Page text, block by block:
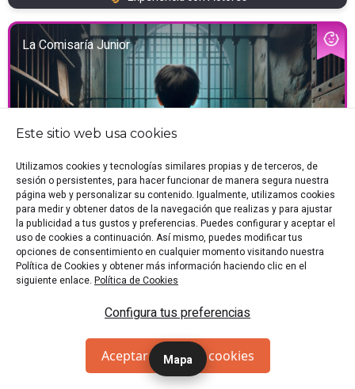
La Comisaría Junior
INFANTIL
🕍 Alicante 🏷️ Sala de Escape
la que el sheriff te ha encerrado con las pistas de los
anteriores presos."
Mapa
Este sitio web usa cookies
Utilizamos cookies y tecnologías similares propias y de terceros, de
sesión o persistentes, para hacer funcionar de manera segura nuestra
página web y personalizar su contenido. Igualmente, utilizamos cookies
para medir y obtener datos de la navegación que realizas y para ajustar
la publicidad a tus gustos y preferencias. Puedes configurar y aceptar el
uso de cookies a continuación. Así mismo, puedes modificar tus
opciones de consentimiento en cualquier momento visitando nuestra
Política de Cookies y obtener más información haciendo clic en el
siguiente enlace. Política de Cookies
Configura tus preferencias
Aceptar todas las cookies